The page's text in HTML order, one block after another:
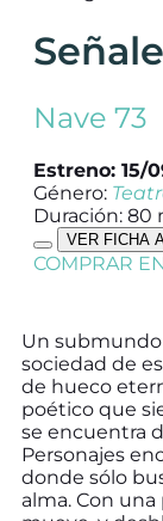
Nave 73
Estreno: 15/
Género:
Duración: 80
VER FICHA
COMPRAR
Un submundo
sociedad de
de hueco
poético que
se encuentra
Personajes
donde sólo
alma. Con